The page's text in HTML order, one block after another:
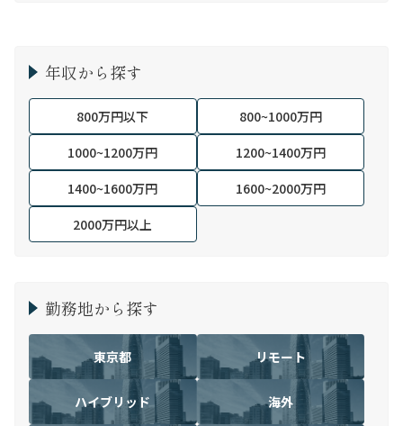
年収から探す
800万円以下
800~1000万円
1000~1200万円
1200~1400万円
1400~1600万円
1600~2000万円
2000万円以上
勤務地から探す
東京都 リモート
ハイブリッド 海外